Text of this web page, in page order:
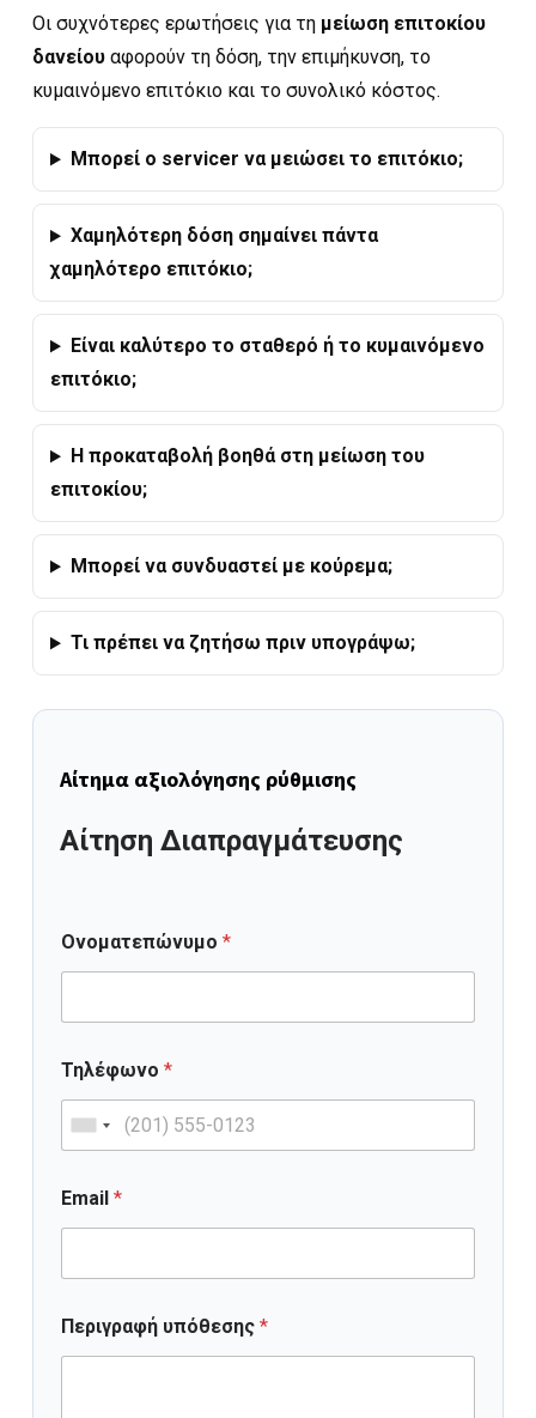
Οι συχνότερες ερωτήσεις για τη μείωση επιτοκίου
δανείου αφορούν τη δόση, την επιμήκυνση, το
κυμαινόμενο επιτόκιο και το συνολικό κόστος.
Μπορεί ο servicer να μειώσει το επιτόκιο;
Χαμηλότερη δόση σημαίνει πάντα
χαμηλότερο επιτόκιο;
Είναι καλύτερο το σταθερό ή το κυμαινόμενο
επιτόκιο;
Η προκαταβολή βοηθά στη μείωση του
επιτοκίου;
Μπορεί να συνδυαστεί με κούρεμα;
Τι πρέπει να ζητήσω πριν υπογράψω;
Αίτημα αξιολόγησης ρύθμισης
Αίτηση Διαπραγμάτευσης
Ονοματεπώνυμο *
Τηλέφωνο *
Email *
Περιγραφή υπόθεσης *